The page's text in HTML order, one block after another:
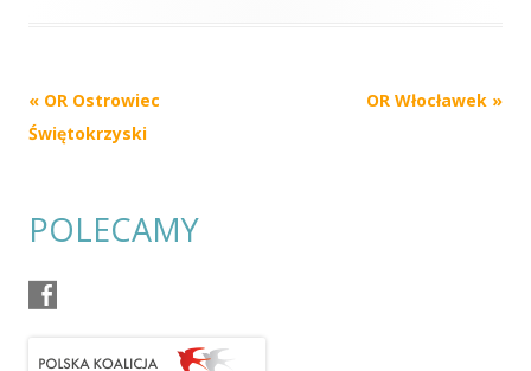
Post
navigation
« OR Ostrowiec
Świętokrzyski
OR Włocławek »
POLECAMY